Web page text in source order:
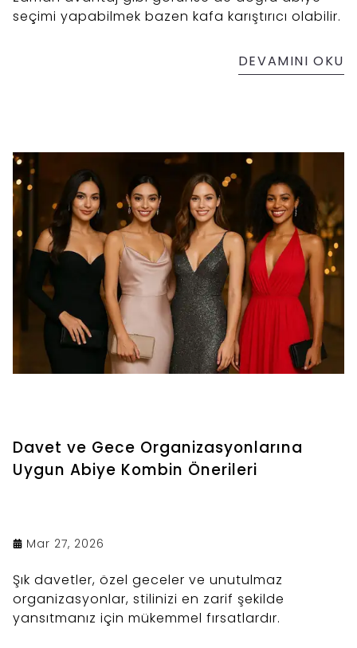
seçimi yapabilmek bazen kafa karıştırıcı olabilir.
DEVAMINI OKU
Davet ve Gece Organizasyonlarına
Uygun Abiye Kombin Önerileri
Mar 27, 2026
Şık davetler, özel geceler ve unutulmaz
organizasyonlar, stilinizi en zarif şekilde
yansıtmanız için mükemmel fırsatlardır.